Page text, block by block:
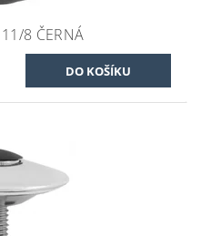
8 ČERNÁ